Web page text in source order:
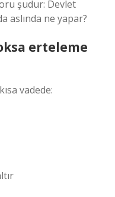
şudur: Devlet
aslında ne yapar?
erteleme
vadede: